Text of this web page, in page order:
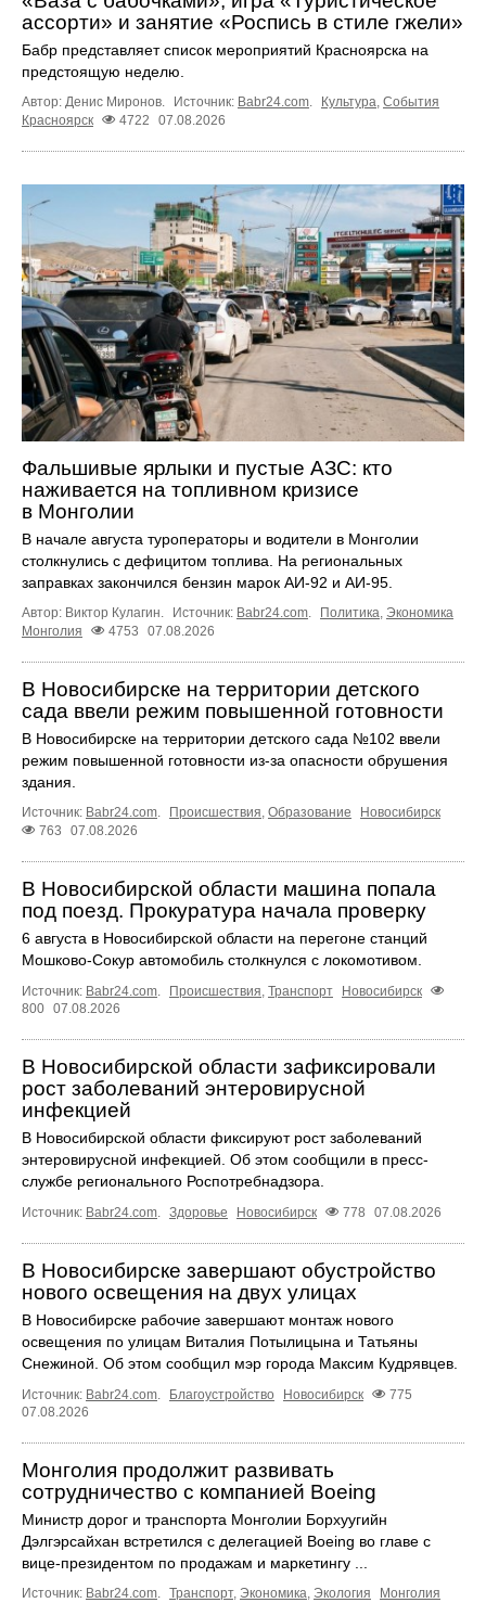
ассорти» и занятие «Роспись в стиле гжели»
Бабр представляет список мероприятий Красноярска на
предстоящую неделю.
Автор: Денис Миронов. Источник: Babr24.com. Культура, События
Красноярск
4722 07.08.2026
Фальшивые ярлыки и пустые АЗС: кто
наживается на топливном кризисе
в Монголии
В начале августа туроператоры и водители в Монголии
столкнулись с дефицитом топлива. На региональных
заправках закончился бензин марок АИ-92 и АИ-95.
Автор: Виктор Кулагин. Источник: Babr24.com Политика Экономика
Монголия
4753 07.08.2026
В Новосибирске на территории детского
сада ввели режим повышенной готовности
В Новосибирске на территории детского сада №102 ввели
режим повышенной готовности из-за опасности обрушения
здания.
Источник: Babr24.com. Происшествия, Образование
Новосибирск
763
07.08.2026
В Новосибирской области машина попала
под поезд. Прокуратура начала проверку
6 августа в Новосибирской области на перегоне станций
Мошково-Сокур автомобиль столкнулся с локомотивом.
Источник: Babr24.com. Происшествия, Транспорт
Новосибирск
800 07.08.2026
В Новосибирской области зафиксировали
рост заболеваний энтеровирусной
инфекцией
В Новосибирской области фиксируют рост заболеваний
энтеровирусной инфекцией. Об этом сообщили в пресс-
службе регионального Роспотребнадзора.
Источник: Babr24.com. Здоровье Новосибирск 778 07.08.2026
В Новосибирске завершают обустройство
нового освещения на двух улицах
В Новосибирске рабочие завершают монтаж нового
освещения по улицам Виталия Потылицына и Татьяны
Снежиной. Об этом сообщил мэр города Максим Кудрявцев.
Источник: Babr24.com. Благоустройство Новосибирск
775
07.08.2026
Монголия продолжит развивать
сотрудничество с компанией Boeing
Министр дорог и транспорта Монголии Борхуугийн
Дэлгэрсайхан встретился с делегацией Boeing во главе с
вице-президентом по продажам и маркетингу ...
Источник: Babr24.com. Транспорт, Экономика, Экология
Монголия